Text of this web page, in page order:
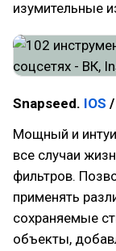
изумительные
Snapseed. IOS /
Мощный и
все случаи
фильтров.
применять
сохраняемые
объекты,